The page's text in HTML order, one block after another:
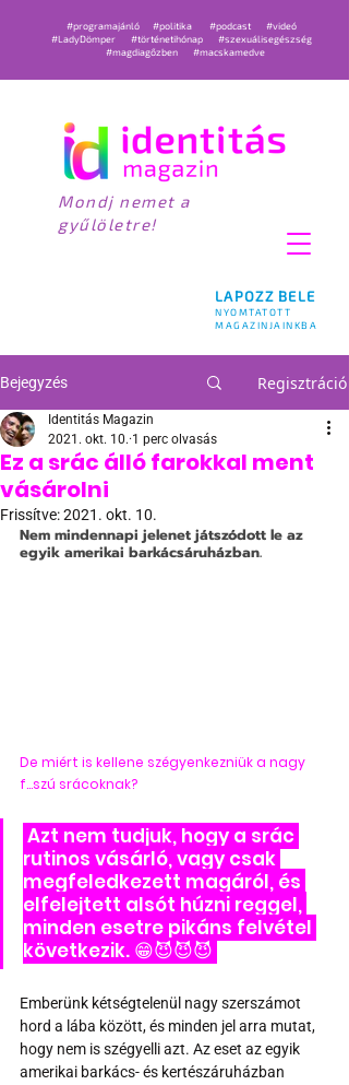
LAPOZZ BELE
NYOMTATOTT
MAGAZINJAINKBA
#programajánló #politika #podcast
#videó
#LadyDömper
#történetihónap
#szexuálisegészség
#magdiagőzben
#macskamedve
Mondj nemet a
gyűlöletre!
Bejegyzés Regisztráció
Ez a srác álló farokkal ment
vásárolni
Identitás Magazin
2021. okt. 10. 1 perc olvasás
Frissítve:2021. okt. 10.
Nem mindennapi jelenet játszódott le az
egyik amerikai barkácsáruházban.
De miért is kellene szégyenkezniük a nagy
f...szú srácoknak?
rutinos vásárló, vagy csak
megfeledkezett magáról, és
elfelejtett alsót húzni reggel,
minden esetre pikáns felvétel
következik. 😁😈😈😈
Emberünk kétségtelenül nagy szerszámot
hord a lába között, és minden jel arra mutat,
hogy nem is szégyelli azt. Az eset az egyik
amerikai barkács- és kertészáruházban